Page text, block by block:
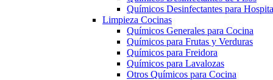
Químicos Desinfectantes para
Limpieza Cocinas
Químicos Generales para Cocina
Químicos para Frutas y Verduras
Químicos para Freidora
Químicos para Lavalozas
Otros Químicos para Cocina